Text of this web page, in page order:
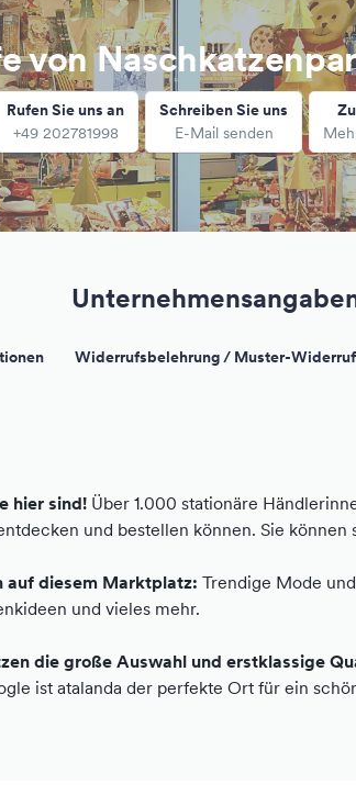
von
Rufen Sie uns an
+49 202781998
Schreiben Sie uns
E-Mail senden
Widerrufsbelehrung / Muster-
hier sind! Über 1.000 stationäre
und bestellen können. Sie
auf diesem Marktplatz: Trendige Mode
und vieles mehr.
die große Auswahl und erstklassige
ist atalanda der perfekte Ort für ein